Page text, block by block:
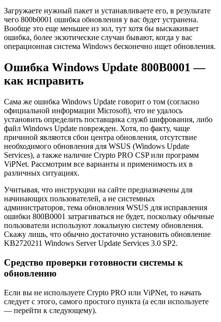
Загружаете нужный пакет и устанавливаете его, в результате
чего 800b0001 ошибка обновления у вас будет устранена.
Вообще это еще меньшее из зол, тут хотя бы выскакивает
ошибка, более экзотические случаи бывают, когда у вас
операционная система Windows бесконечно ищет обновления.
Ошибка Windows Update 800B0001 —
как исправить
Сама же ошибка Windows Update говорит о том (согласно
официальной информации Microsoft), что не удалось
установить определить поставщика служб шифрования, либо
файл Windows Update поврежден. Хотя, по факту, чаще
причиной являются сбои центра обновления, отсутствие
необходимого обновления для WSUS (Windows Update
Services), а также наличие Crypto PRO CSP или программ
ViPNet. Рассмотрим все варианты и применимость их в
различных ситуациях.
Учитывая, что инструкции на сайте предназначены для
начинающих пользователей, а не системных
администраторов, тема обновления WSUS для исправления
ошибки 800B0001 затрагиваться не будет, поскольку обычные
пользователи используют локальную систему обновления.
Скажу лишь, что обычно достаточно установить обновление
KB2720211 Windows Server Update Services 3.0 SP2.
Средство проверки готовности системы к
обновлению
Если вы не используете Crypto PRO или ViPNet, то начать
следует с этого, самого простого пункта (а если используете
— перейти к следующему).